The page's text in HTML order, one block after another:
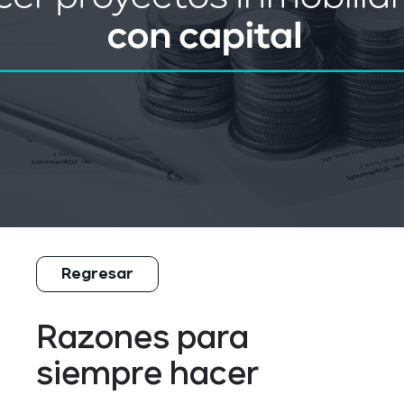
Regresar
Razones para
siempre hacer